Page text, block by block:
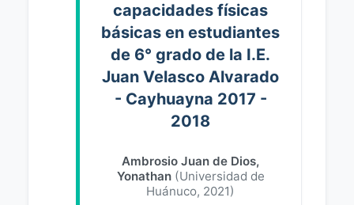
capacidades físicas
básicas en estudiantes
de 6° grado de la I.E.
Juan Velasco Alvarado
- Cayhuayna 2017 -
2018
Ambrosio Juan de Dios,
Yonathan (Universidad de
Huánuco, 2021)